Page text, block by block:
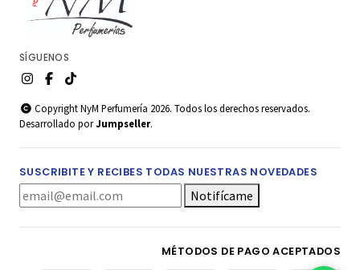
SÍGUENOS
Copyright NyM Perfumería 2026. Todos los derechos reservados.
Desarrollado porJumpseller.
SUSCRIBITE Y RECIBES TODAS NUESTRAS NOVEDADES
Notifícame
MÉTODOS DE PAGO ACEPTADOS